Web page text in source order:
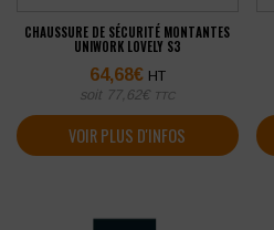
CHAUSSURE DE SÉCURITÉ MONTANTES
UNIWORK LOVELY S3
64,68€ HT
soit 77,62€ TTC
VOIR PLUS D'INFOS